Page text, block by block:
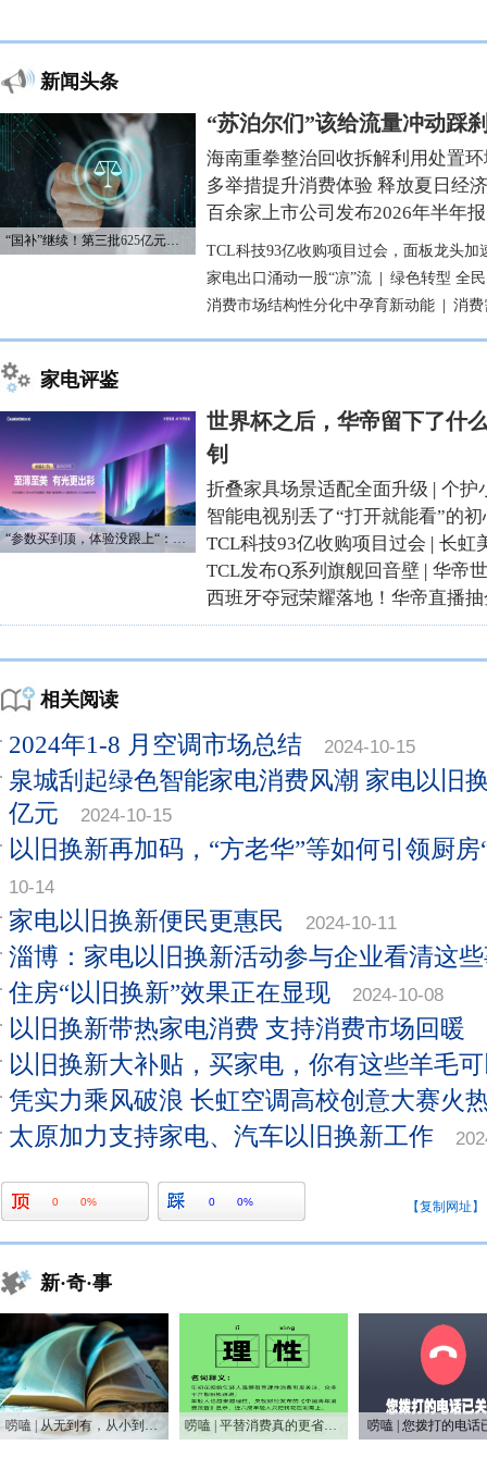
新闻头条
“国补”继续！第三批625亿元资金已下达
“苏泊尔们”该给流量冲动踩
海南重拳整治回收拆解利用处置
多举措提升消费体验 释放夏日经
百余家上市公司发布2026年半年报
TCL科技93亿收购项目过会，面板龙头加
家电出口涌动一股“凉”流
绿色转型 全
消费市场结构性分化中孕育新动能
消费
家电评鉴
“参数买到顶，体验没跟上“：长虹追光Q70S给高端电视打了个样
世界杯之后，华帝留下了什
钊
折叠家具场景适配全面升级 | 个护
智能电视别丢了“打开就能看”的初
TCL科技93亿收购项目过会 | 长虹
TCL发布Q系列旗舰回音壁 | 华帝
西班牙夺冠荣耀落地！华帝直播
相关阅读
2024年1-8 月空调市场总结 2024-10-15
泉城刮起绿色智能家电消费风潮 家电以旧
亿元
2024-10-15
以旧换新再加码，“方老华”等如何引领厨房
10-14
家电以旧换新便民更惠民 2024-10-11
淄博：家电以旧换新活动参与企业看清这
住房“以旧换新”效果正在显现
2024-10-08
以旧换新带热家电消费 支持消费市场回暖
以旧换新大补贴，买家电，你有这些羊毛
凭实力乘风破浪 长虹空调高校创意大赛火
太原加力支持家电、汽车以旧换新工作
0 0% 0 0% 【复制网址】
新·奇·事
唠嗑 | 从无到有，从小到大，75年家电之变 唠嗑 | 平替消费真的更省钱吗？ 唠嗑 | 您拨打的电话